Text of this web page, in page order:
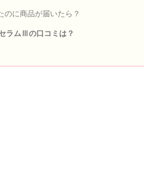
のに商品が届いたら？
ラムⅢの口コミは？